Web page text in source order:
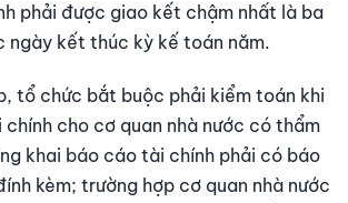
phải được giao kết chậm nhất là ba
ngày kết thúc kỳ kế toán năm.
tổ chức bắt buộc phải kiểm toán khi
cho cơ quan nhà nước có thẩm
khai báo cáo tài chính phải có báo
kèm; trường hợp cơ quan nhà nước